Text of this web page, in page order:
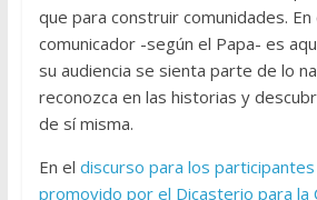
que para construir comunidades.
comunicador -según el Papa- es
su audiencia se sienta parte de lo
reconozca en las historias y
de sí misma.
En el discurso para los
promovido por el Dicasterio para la